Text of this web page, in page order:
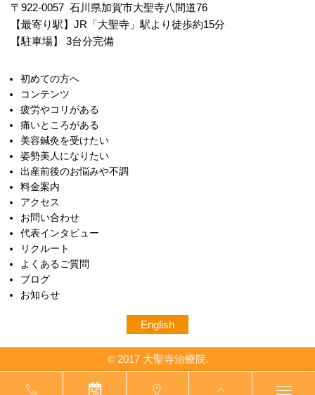
〒922-0057 石川県加賀市大聖寺八間道76
【最寄り駅】JR「大聖寺」駅より徒歩約15分
【駐車場】 3台分完備
初めての方へ
コンテンツ
疲労やコリがある
痛いところがある
美容鍼灸を受けたい
姿勢美人になりたい
出産前後のお悩みや不調
料金案内
アクセス
お問い合わせ
代表インタビュー
リクルート
よくあるご質問
ブログ
お知らせ
English
©2017 大聖寺治療院.